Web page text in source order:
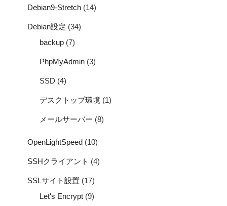
Debian9-Stretch (14)
Debian設定 (34)
backup (7)
PhpMyAdmin (3)
SSD (4)
デスクトップ環境 (1)
メールサーバー (8)
OpenLightSpeed (10)
SSHクライアント (4)
SSLサイト設置 (17)
Let's Encrypt (9)